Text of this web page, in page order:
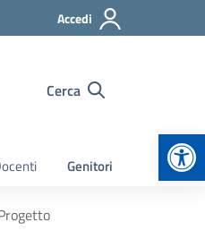
Accedi
Cerca
Genitori